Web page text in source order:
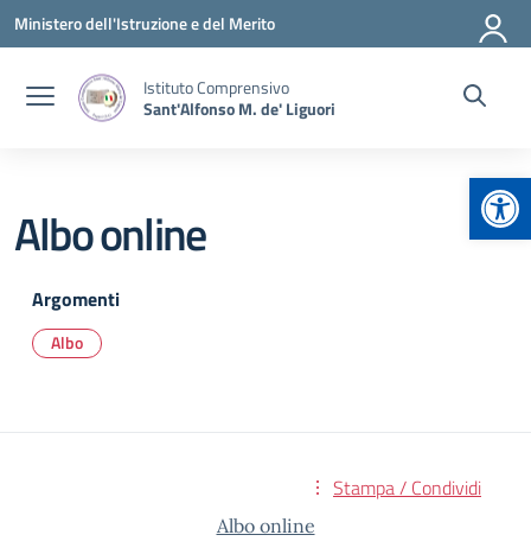
Vai ai contenuti
Vai al menu di navigazione
Vai al footer
Ministero dell'Istruzione e del Merito
Istituto Comprensivo
Sant'Alfonso M. de' Liguori
Albo online
Argomenti
Albo
Stampa / Condividi
Albo online